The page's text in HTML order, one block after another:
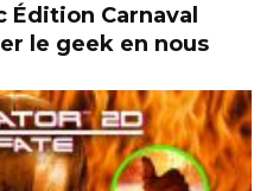
Édition Carnaval
le geek en nous